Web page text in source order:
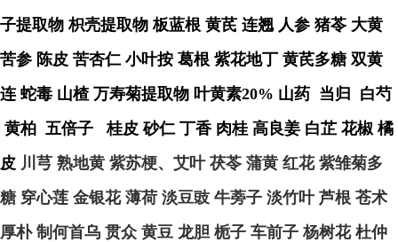
子提取物 枳壳提取物 板蓝根 黄芪 连翘 人参 猪苓 大黄
苦参 陈皮 苦杏仁 小叶按 葛根 紫花地丁 黄芪多糖 双黄
连 蛇毒 山楂 万寿菊提取物 叶黄素20% 山药 当归 白芍
黄柏 五倍子 桂皮 砂仁 丁香 肉桂 高良姜 白芷 花椒 橘
皮 川芎 熟地黄 紫苏梗、艾叶 茯苓 蒲黄 红花 紫雏菊多
糖 穿心莲 金银花 薄荷 淡豆豉 牛蒡子 淡竹叶 芦根 苍术
厚朴 制何首乌 贯众 黄豆 龙胆 栀子 车前子 杨树花 杜仲